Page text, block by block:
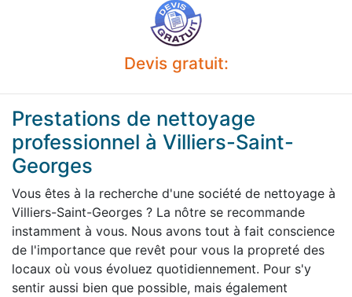
Devis gratuit:
Prestations de nettoyage
professionnel à Villiers-Saint-
Georges
Vous êtes à la recherche d'une société de nettoyage à
Villiers-Saint-Georges ? La nôtre se recommande
instamment à vous. Nous avons tout à fait conscience
de l'importance que revêt pour vous la propreté des
locaux où vous évoluez quotidiennement. Pour s'y
sentir aussi bien que possible, mais également